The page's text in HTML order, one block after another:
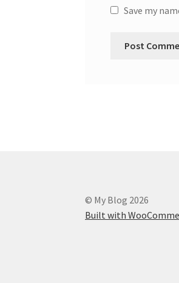
Save my
© My Blog 2026
Built with